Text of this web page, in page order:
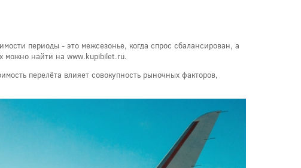
периоды - это межсезонье, когда спрос сбалансирован, а
можно найти на www.kupibilet.ru.
перелёта влияет совокупность рыночных факторов,